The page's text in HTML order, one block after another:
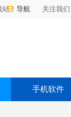
！ 导航 关注我们
手机软件